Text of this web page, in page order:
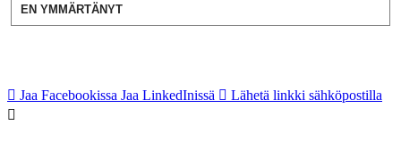
EN YMMÄRTÄNYT
Jaa Facebookissa Jaa LinkedInissä Lähetä linkki sähköpostilla